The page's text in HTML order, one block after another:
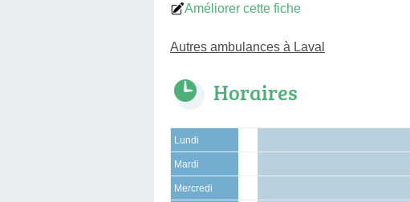
Améliorer cette fiche
Autres ambulances à Laval
Horaires
Lundi
Mardi
Mercredi